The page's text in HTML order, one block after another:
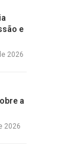
e
2026
a
2026